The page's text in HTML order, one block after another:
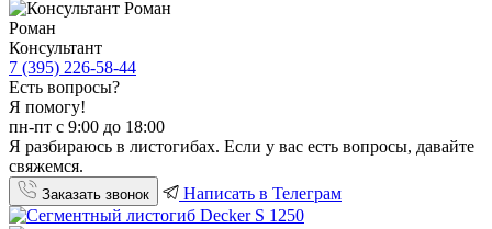
Роман
Консультант
7 (395) 226-58-44
Есть вопросы?
Я помогу!
пн-пт с 9:00 до 18:00
Я разбираюсь в листогибах. Если у вас есть вопросы, давайте
свяжемся.
Заказать звонок Написать в Телеграм